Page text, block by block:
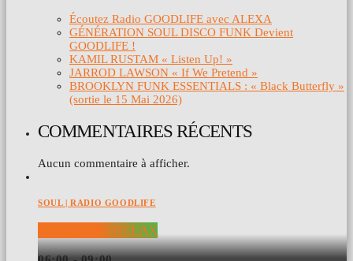
Écoutez Radio GOODLIFE avec ALEXA
GÉNÉRATION SOUL DISCO FUNK Devient
GOODLIFE !
KAMIL RUSTAM « Listen Up! »
JARROD LAWSON « If We Pretend »
BROOKLYN FUNK ESSENTIALS : « Black Butterfly »
(sortie le 15 Mai 2026)
COMMENTAIRES RÉCENTS
Aucun commentaire à afficher.
SOUL | RADIO GOODLIFE
WAKE UP & RELAX